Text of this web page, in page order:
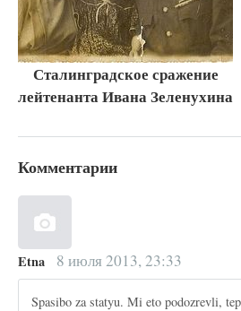
Сталинградское сражение
лейтенанта Ивана Зеленухина
Комментарии
Etna 8 июля 2013, 23:33
Spasibo za statyu. Mi eto podozrevli,